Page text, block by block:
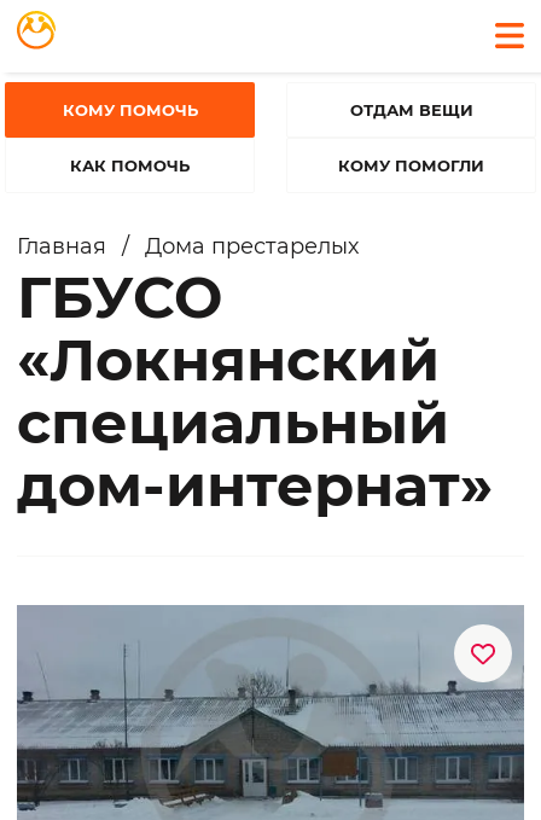
КОМУ ПОМОЧЬ
КАК ПОМОЧЬ
ОТДАМ ВЕЩИ
КОМУ ПОМОГЛИ
Главная / Дома престарелых
ГБУСО
«Локнянский
специальный
дом-интернат»